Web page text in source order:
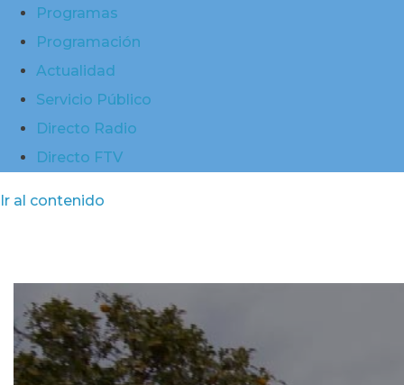
Programas
Programación
Actualidad
Servicio Público
Directo Radio
Directo FTV
Ir al contenido